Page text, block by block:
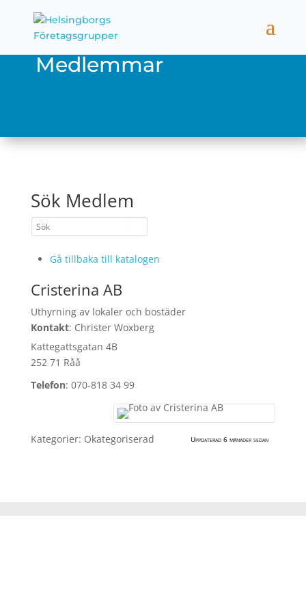
Medlemmar
Sök Medlem
Gå tillbaka till katalogen
Cristerina AB
Uthyrning av lokaler och bostäder
Kontakt: Christer Woxberg
Kattegattsgatan 4B
252 71 Råå
Telefon: 070-818 34 99
Kategorier: Okategoriserad Uppdaterad 6 månader sedan